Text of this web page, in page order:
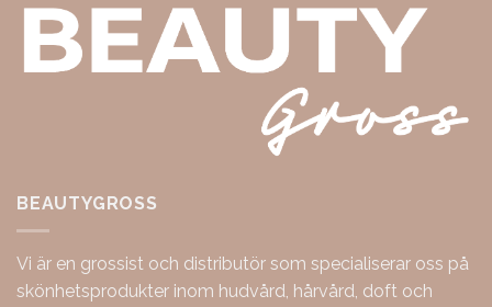
BEAUTYGROSS
Vi är en grossist och distributör som specialiserar oss på
skönhetsprodukter inom hudvård, hårvård, doft och